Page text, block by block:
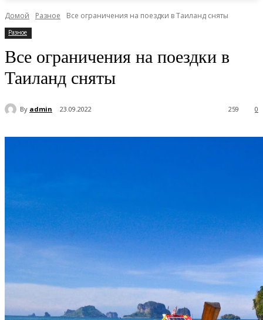
Домой Разное Все ограничения на поездки в Таиланд сняты
Разное
Все ограничения на поездки в
Таиланд сняты
By admin 23.09.2022 0
259